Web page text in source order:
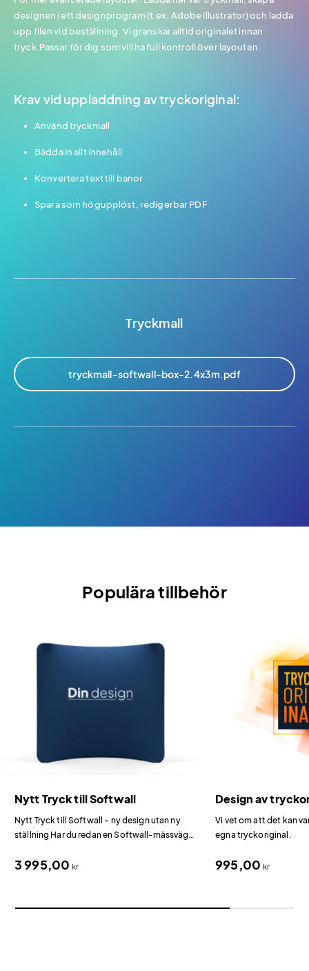
designen i ett designprogram (t.ex. Adobe Illustrator) och ladda
upp filen vid beställning. Vi granskar alltid originalet innan
tryck.Passar för dig som vill ha full kontroll över layouten.
Krav vid uppladdning av tryckoriginal:
Använd tryckmall
Bädda in allt innehåll
Konvertera text till banor
Spara som högupplöst, redigerbar PDF
Tryckmall
tryckmall-softwall-box-2.4x3m.pdf
Populära tillbehör
Nytt Tryck till Softwall
Nytt Tryck till Softwall – ny design utan ny
ställning Har du redan en Softwall-mässvägg
mässa?
3 995,00kr
Design av
Vi vet om att det kan
egna tryckoriginal.
995,00kr